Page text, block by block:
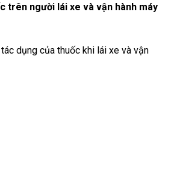
trên người lái xe và vận hành máy
dụng của thuốc khi lái xe và vận